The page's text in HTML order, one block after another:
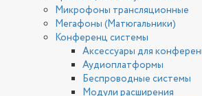
Микрофоны трансляционные
Мегафоны (Матюгальники)
Конференц системы
Аксессуары для
Аудиоплатформы
Беспроводные системы
Модули расширения